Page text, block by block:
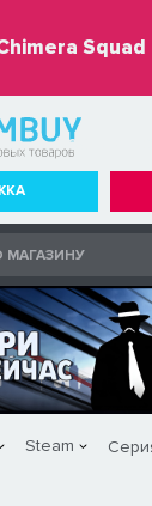
Squad
бесплатно
Steam